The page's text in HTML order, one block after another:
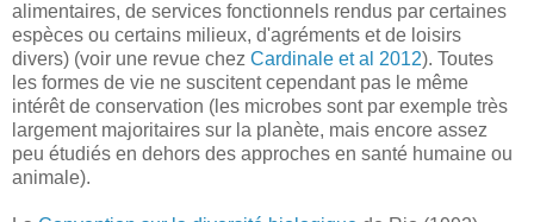
alimentaires, de services fonctionnels rendus par certaines
espèces ou certains milieux, d'agréments et de loisirs
divers) (voir une revue chez Cardinale et al 2012). Toutes
les formes de vie ne suscitent cependant pas le même
intérêt de conservation (les microbes sont par exemple très
largement majoritaires sur la planète, mais encore assez
peu étudiés en dehors des approches en santé humaine ou
animale).